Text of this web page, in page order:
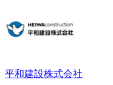
平和建設株式会社